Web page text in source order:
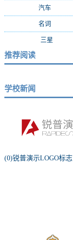
汽车
名词
三星
推荐阅读
学校新闻
(0)锐普演示LOGO标志